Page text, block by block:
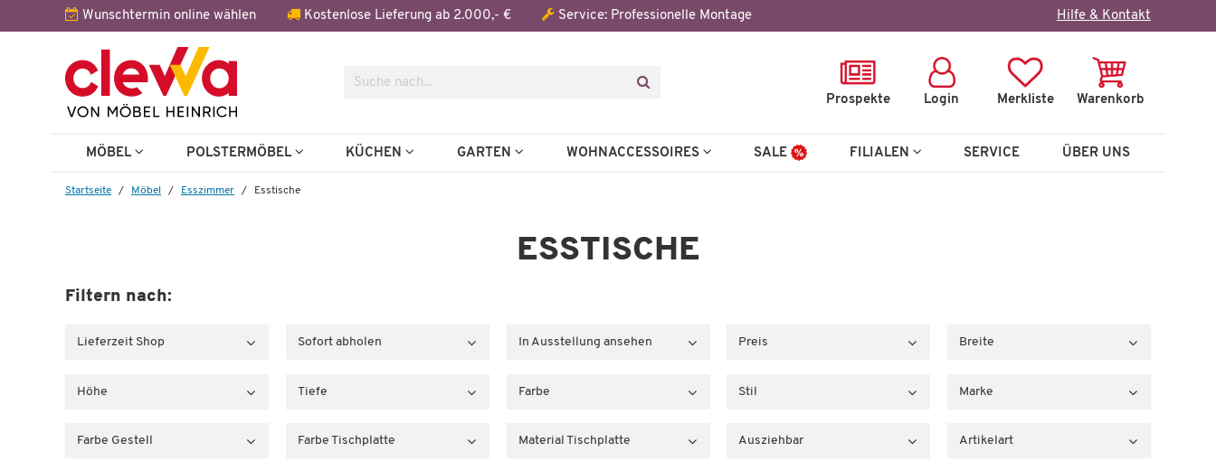
Wunschtermin online wählen Kostenlose Lieferung ab 2.000,- € Service: Professionelle Montage Hilfe & Kontakt
Suche
Prospekte Login Merkliste Warenkorb
MÖBEL POLSTERMÖBEL KÜCHEN GARTEN WOHNACCESSOIRES SALE FILIALEN SERVICE ÜBER UNS
Startseite Möbel Esszimmer Esstische
ESSTISCHE
Filtern nach:
Lieferzeit Shop Sofort abholen In Ausstellung ansehen Preis Breite
Höhe Tiefe Farbe Stil Marke
Farbe Gestell Farbe Tischplatte Material Tischplatte Ausziehbar Artikelart